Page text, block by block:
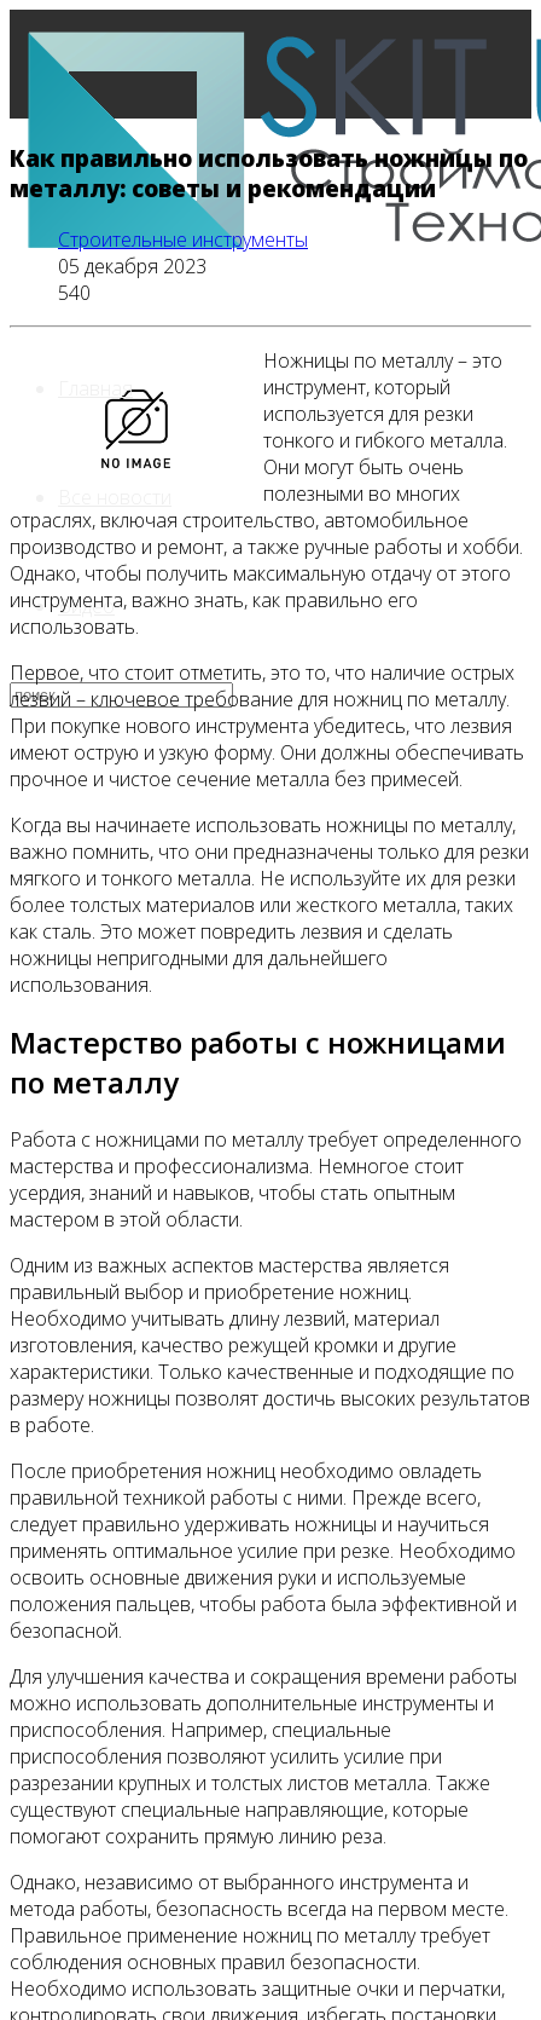
Главная
Видео
Как правильно использовать ножницы по
металлу: советы и рекомендации
Строительные инструменты
05 декабря 2023
540
Ножницы по металлу – это
инструмент, который
используется для резки
тонкого и гибкого металла.
Они могут быть очень
полезными во многих
отраслях, включая строительство, автомобильное
производство и ремонт, а также ручные работы и хобби.
Однако, чтобы получить максимальную отдачу от этого
инструмента, важно знать, как правильно его
использовать.
Первое, что стоит отметить, это то, что наличие острых
лезвий – ключевое требование для ножниц по металлу.
При покупке нового инструмента убедитесь, что лезвия
имеют острую и узкую форму. Они должны обеспечивать
прочное и чистое сечение металла без примесей.
Когда вы начинаете использовать ножницы по металлу,
важно помнить, что они предназначены только для резки
мягкого и тонкого металла. Не используйте их для резки
более толстых материалов или жесткого металла, таких
как сталь. Это может повредить лезвия и сделать
ножницы непригодными для дальнейшего
использования.
Мастерство работы с ножницами
по металлу
Работа с ножницами по металлу требует определенного
мастерства и профессионализма. Немногое стоит
усердия, знаний и навыков, чтобы стать опытным
мастером в этой области.
Одним из важных аспектов мастерства является
правильный выбор и приобретение ножниц.
Необходимо учитывать длину лезвий, материал
изготовления, качество режущей кромки и другие
характеристики. Только качественные и подходящие по
размеру ножницы позволят достичь высоких результатов
в работе.
После приобретения ножниц необходимо овладеть
правильной техникой работы с ними. Прежде всего,
следует правильно удерживать ножницы и научиться
применять оптимальное усилие при резке. Необходимо
освоить основные движения руки и используемые
положения пальцев, чтобы работа была эффективной и
безопасной.
Для улучшения качества и сокращения времени работы
можно использовать дополнительные инструменты и
приспособления. Например, специальные
приспособления позволяют усилить усилие при
разрезании крупных и толстых листов металла. Также
существуют специальные направляющие, которые
помогают сохранить прямую линию реза.
Однако, независимо от выбранного инструмента и
метода работы, безопасность всегда на первом месте.
Правильное применение ножниц по металлу требует
соблюдения основных правил безопасности.
Необходимо использовать защитные очки и перчатки,
контролировать свои движения, избегать постановки